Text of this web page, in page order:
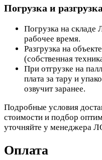
Погрузка и разгрузка
Погрузка на
рабочее время.
Разгрузка на
(собственная
При отгрузке на
плата за тару и
озвучит заранее.
Подробные условия
стоимости и подбор
уточняйте у менеджера
Оплата